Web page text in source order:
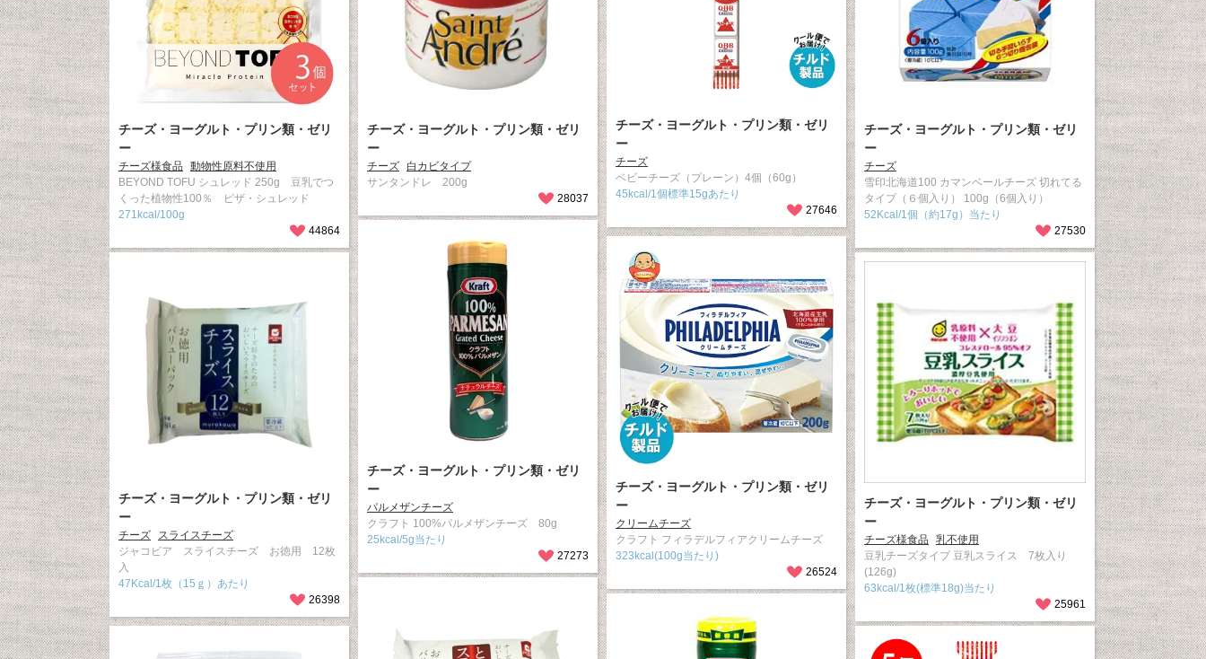
チーズ・ヨーグルト・プリン類・ゼリ
ー
チーズ様食品
動物性原料不使用
BEYOND TOFU シュレッド 250g 豆乳でつ
くった植物性100％ ピザ・シュレッド
271kcal/100g
44864
チーズ・ヨーグルト・プリン類・ゼリ
ー
チーズ
白カビタイプ
サンタンドレ 200g
28037
チーズ・ヨーグルト・プリン類・ゼリ
ー
チーズ
ベビーチーズ（プレーン）4個（60g）
45kcal/1個標準15gあたり
27646
チーズ・ヨーグルト・プリン類・ゼリ
ー
チーズ
雪印北海道100 カマンベールチーズ 切れてる
タイプ（６個入り） 100g（6個入り）
52Kcal/1個（約17g）当たり
27530
チーズ・ヨーグルト・プリン類・ゼリ
ー
パルメザンチーズ
クラフト 100%パルメザンチーズ 80g
25kcal/5g当たり
27273
チーズ・ヨーグルト・プリン類・ゼリ
ー
クリームチーズ
クラフト フィラデルフィアクリームチーズ
323kcal(100g当たり)
26524
チーズ・ヨーグルト・プリン類・ゼリ
ー
チーズ
スライスチーズ
ジャコビア スライスチーズ お徳用 12枚
入
47Kcal/1枚（15ｇ）あたり
26398
チーズ・ヨーグルト・プリン類・ゼリ
ー
チーズ様食品
乳不使用
豆乳チーズタイプ 豆乳スライス 7枚入り
(126g)
63kcal/1枚(標準18g)当たり
25961